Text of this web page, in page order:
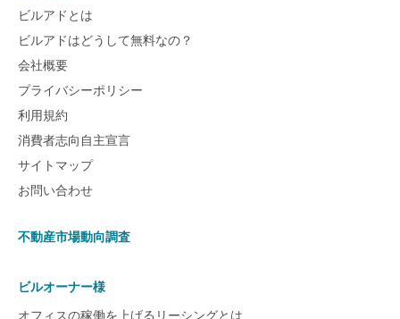
ビルアドとは
ビルアドはどうして無料なの？
会社概要
プライバシーポリシー
利用規約
消費者志向自主宣言
サイトマップ
お問い合わせ
不動産市場動向調査
ビルオーナー様
オフィスの稼働を上げるリーシングとは